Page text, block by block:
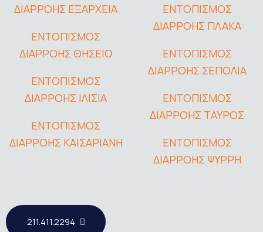
ΔΙΑΡΡΟΗΣ ΕΞΑΡΧΕΙΑ
ΕΝΤΟΠΙΣΜΟΣ
ΔΙΑΡΡΟΗΣ ΘΗΣΕΙΟ
ΕΝΤΟΠΙΣΜΟΣ
ΔΙΑΡΡΟΗΣ ΙΛΙΣΙΑ
ΕΝΤΟΠΙΣΜΟΣ
ΔΙΑΡΡΟΗΣ ΚΑΙΣΑΡΙΑΝΗ
ΕΝΤΟΠΙΣΜΟΣ
ΔΙΑΡΡΟΗΣ ΠΛΑΚΑ
ΕΝΤΟΠΙΣΜΟΣ
ΔΙΑΡΡΟΗΣ ΣΕΠΟΛΙΑ
ΕΝΤΟΠΙΣΜΟΣ
ΔΙΑΡΡΟΗΣ ΤΑΥΡΟΣ
ΕΝΤΟΠΙΣΜΟΣ
ΔΙΑΡΡΟΗΣ ΨΥΡΡΗ
211.411.2294